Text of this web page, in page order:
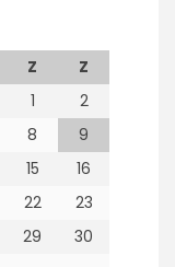
Z
Z
1
2
8
9
15
16
22
23
29
30